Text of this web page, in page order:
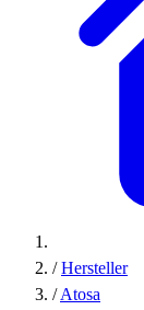
/ Hersteller
/ Atosa